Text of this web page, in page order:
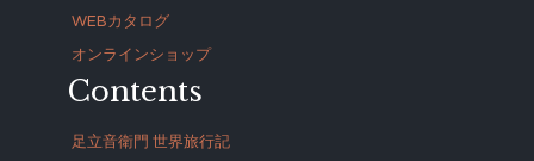
WEBカタログ
オンラインショップ
Contents
足立音衛門 世界旅行記